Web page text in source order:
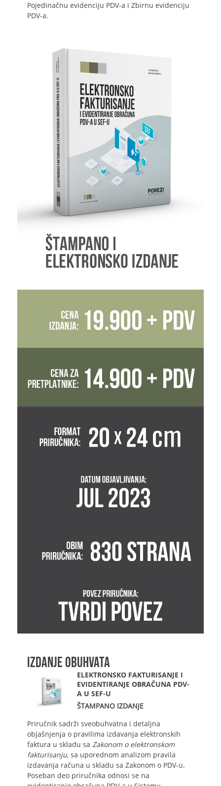
Pojedinačnu evidenciju PDV-a i Zbirnu evidenciju
PDV-a.
IZDANJE OBUHVATA
ELEKTRONSKO FAKTURISANJE I
EVIDENTIRANJE OBRAČUNA PDV-
A U SEF-U
ŠTAMPANO IZDANJE
Priručnik sadrži sveobuhvatna i detaljna
objašnjenja o pravilima izdavanja elektronskih
faktura u skladu sa Zakonom o elektronskom
fakturisanju, sa uporednom analizom pravila
izdavanja računa u skladu sa Zakonom o PDV-u.
Poseban deo priručnika odnosi se na